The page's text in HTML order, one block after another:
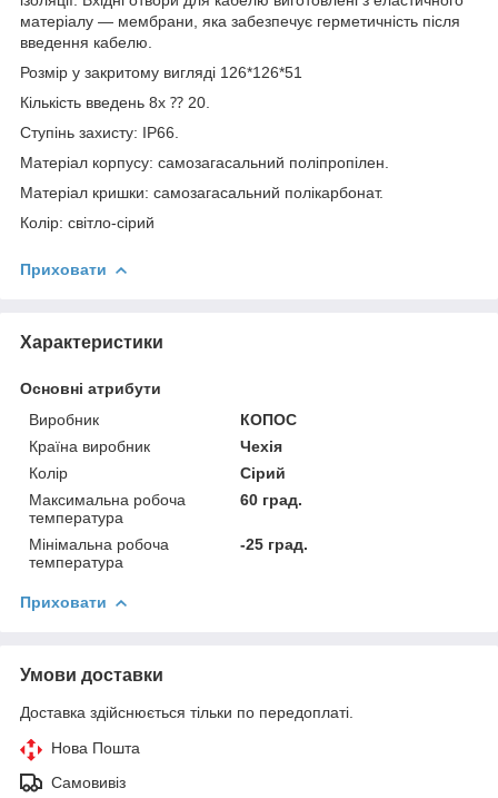
матеріалу — мембрани, яка забезпечує герметичність після
введення кабелю.
Розмір у закритому вигляді 126*126*51
Кількість введень 8х ⁇ 20.
Ступінь захисту: IP66.
Матеріал корпусу: самозагасальний поліпропілен.
Матеріал кришки: самозагасальний полікарбонат.
Колір: світло-сірий
Приховати
Характеристики
Основні атрибути
Виробник
КОПОС
Країна виробник
Чехія
Колір
Сірий
Максимальна робоча
температура
60 град.
Мінімальна робоча
температура
-25 град.
Приховати
Умови доставки
Доставка здійснюється тільки по передоплаті.
Нова Пошта
Самовивіз